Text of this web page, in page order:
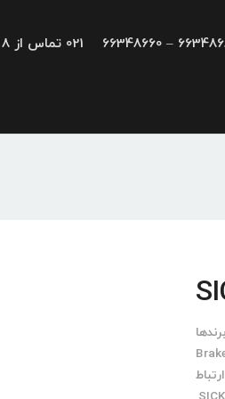
66348680 – 021 تماس از 8 صبح تا 6 شب
ارتباط